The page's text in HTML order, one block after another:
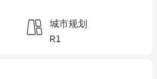
城市规划
R1